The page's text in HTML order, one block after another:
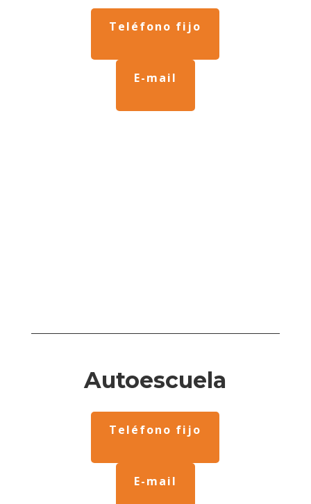
Teléfono fijo
E-mail
Autoescuela
Teléfono fijo
E-mail